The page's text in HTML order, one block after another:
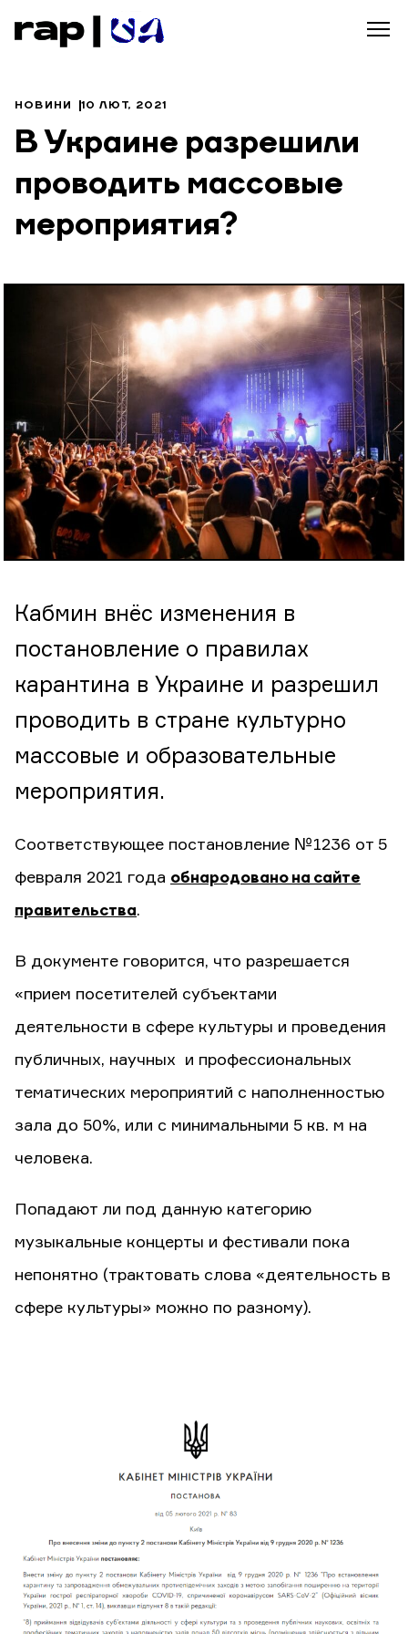
НОВИНИ 10 ЛЮТ, 2021
В Украине разрешили
проводить массовые
мероприятия?
Кабмин внёс изменения в
постановление о правилах
карантина в Украине и разрешил
проводить в стране культурно
массовые и образовательные
мероприятия.
Соответствующее постановление №1236 от 5
февраля 2021 года обнародовано на сайте
правительства.
В документе говорится, что разрешается
«прием посетителей субъектами
деятельности в сфере культуры и проведения
публичных, научных и профессиональных
тематических мероприятий с наполненностью
зала до 50%, или с минимальными 5 кв. м на
человека.
Попадают ли под данную категорию
музыкальные концерты и фестивали пока
непонятно (трактовать слова «деятельность в
сфере культуры» можно по разному).